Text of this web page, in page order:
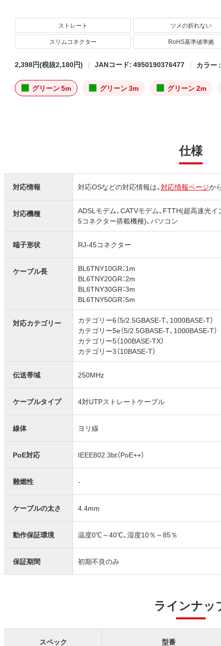
ストレート
ツメの折れない
スリムコネクター
RoHS基準値準拠
2,398円(税抜2,180円) JANコード: 4950190376477 カラー :
グリーン 5m グリーン 3m グリーン 2m
仕様
対応情報 対応OSなどの対応情報は、対応情報ページか
対応機種
ADSLモデム、CATVモデム、FTTH(超高速光
5コネクター搭載機種)、パソコン
端子形状 RJ-45コネクター
ケーブル長
BL6TNY10GR：1m
BL6TNY20GR：2m
BL6TNY30GR：3m
BL6TNY50GR：5m
対応カテゴリー
カテゴリー6（5/2.5GBASE-T、1000BASE-T）
カテゴリー5e（5/2.5GBASE-T、1000BASE-T）
カテゴリー5（100BASE-TX）
カテゴリー3（10BASE-T）
伝送帯域 250MHz
ケーブルタイプ 4対UTPストレートケーブル
線体 ヨリ線
PoE対応 IEEE802.3bt（PoE++）
難燃性 -
ケーブルの太さ 4.4mm
動作保証環境 温度0℃～40℃、湿度10％～85％
保証期間 初期不良のみ
ラインナッ
スペック 型番